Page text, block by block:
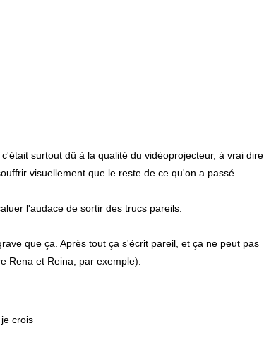
surtout dû à la qualité du vidéoprojecteur, à vrai dire.
visuellement que le reste de ce qu'on a passé.
l'audace de sortir des trucs pareils.
que ça. Après tout ça s'écrit pareil, et ça ne peut pas
Rena et Reina, par exemple).
crois